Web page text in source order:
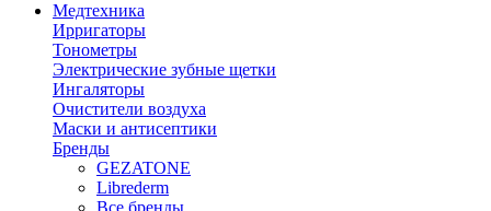
Медтехника
Ирригаторы
Тонометры
Электрические зубные щетки
Ингаляторы
Очистители воздуха
Маски и антисептики
Бренды
GEZATONE
Librederm
Все бренды